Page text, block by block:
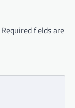
Required fields are